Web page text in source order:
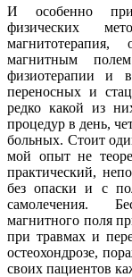
И особенно
физических
магнитным
физиотерапии и
переносных и
редко какой из
процедур в день,
больных. Стоит
мой опыт не
практический,
без опаски и с
самолечения.
магнитного поля
при травмах и
остеохондрозе,
своих пациентов